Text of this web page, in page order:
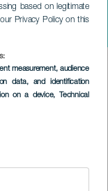
based on legitimate
Privacy Policy on this
measurement, audience
data, and identification
on a device, Technical
a La